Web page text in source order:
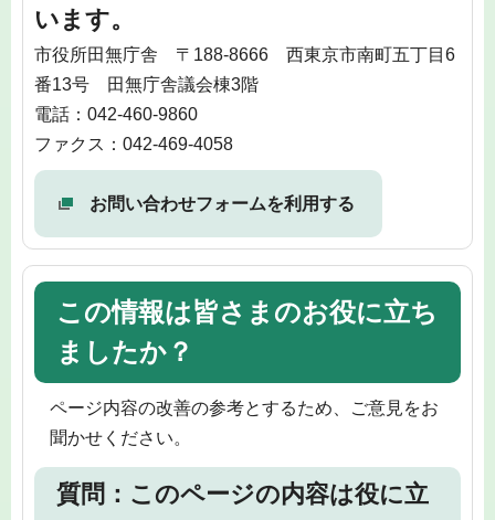
います。
市役所田無庁舎 〒188-8666 西東京市南町五丁目6
番13号 田無庁舎議会棟3階
電話：042-460-9860
ファクス：042-469-4058
お問い合わせフォームを利用する
この情報は皆さまのお役に立ち
ましたか？
ページ内容の改善の参考とするため、ご意見をお
聞かせください。
質問：このページの内容は役に立